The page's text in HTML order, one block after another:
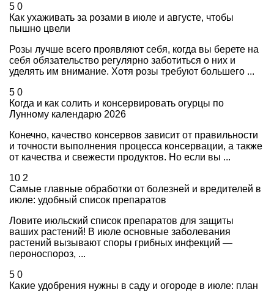
5 0
Как ухаживать за розами в июле и августе, чтобы
пышно цвели
Розы лучше всего проявляют себя, когда вы берете на
себя обязательство регулярно заботиться о них и
уделять им внимание. Хотя розы требуют большего ...
5 0
Когда и как солить и консервировать огурцы по
Лунному календарю 2026
Конечно, качество консервов зависит от правильности
и точности выполнения процесса консервации, а также
от качества и свежести продуктов. Но если вы ...
10 2
Самые главные обработки от болезней и вредителей в
июле: удобный список препаратов
Ловите июльский список препаратов для защиты
ваших растений! В июле основные заболевания
растений вызывают споры грибных инфекций —
пероноспороз, ...
5 0
Какие удобрения нужны в саду и огороде в июле: план